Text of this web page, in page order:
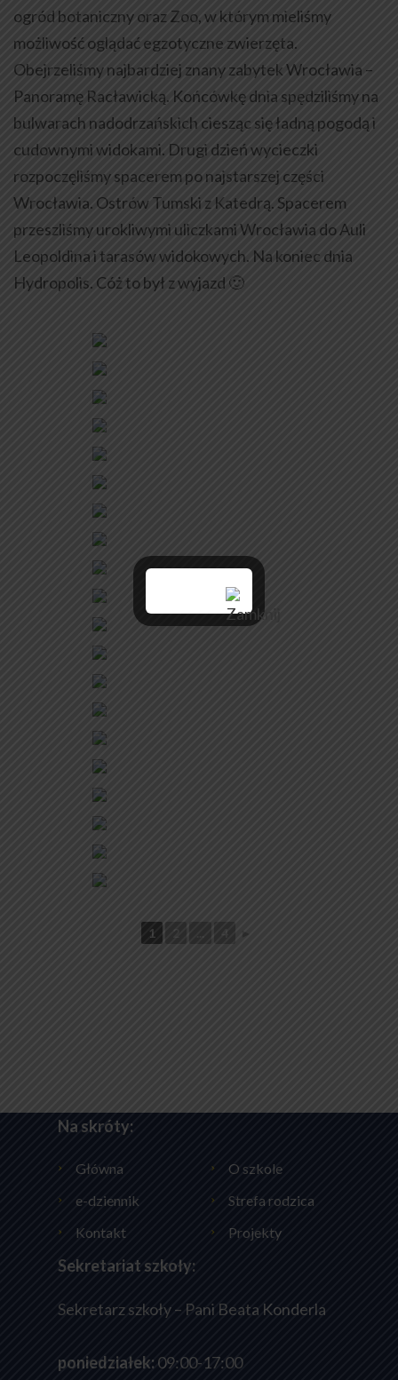
ogród botaniczny oraz Zoo, w którym mieliśmy
możliwość oglądać egzotyczne zwierzęta.
Obejrzeliśmy najbardziej znany zabytek Wrocławia –
Panoramę Racławicką. Końcówkę dnia spędziliśmy na
bulwarach nadodrzańskich ciesząc się ładną pogodą i
cudownymi widokami. Drugi dzień wycieczki
rozpoczęliśmy spacerem po najstarszej części
Wrocławia. Ostrów Tumski z Katedrą. Spacerem
przeszliśmy urokliwymi uliczkami Wrocławia do Auli
Leopoldina i tarasów widokowych. Na koniec dnia
Hydropolis. Cóż to był z wyjazd 🙂
1 2 ... 4 ►
Na skróty:
Główna
O szkole
e-dziennik
Strefa rodzica
Kontakt
Projekty
Sekretariat szkoły:
Sekretarz szkoły – Pani Beata Konderla
poniedziałek: 09:00-17:00